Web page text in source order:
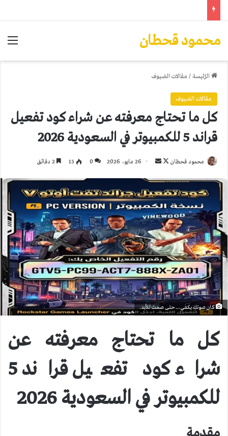
محمود قحطان
الرّئيسة / مقالات الضيوف
مقالات الضيوف
كل ما تحتاج معرفته عن شراء كود تفعيل
قراند 5 للكمبيوتر في السعودية 2026
محمود قحطان
تابعأرسل
26 مايو، 2026 0
15
كان صوتكِ يكفي... حتى صمتَ للأبد.
كل ما تحتاج معرفته عن
شراء كود تفعيل قراند 5
للكمبيوتر في السعودية 2026
مقدمة